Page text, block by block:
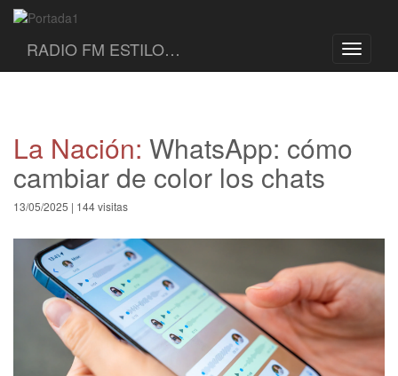
Toggle
RADIO FM ESTILO…
La Nación: WhatsApp: cómo
cambiar de color los chats
13/05/2025 | 144 visitas